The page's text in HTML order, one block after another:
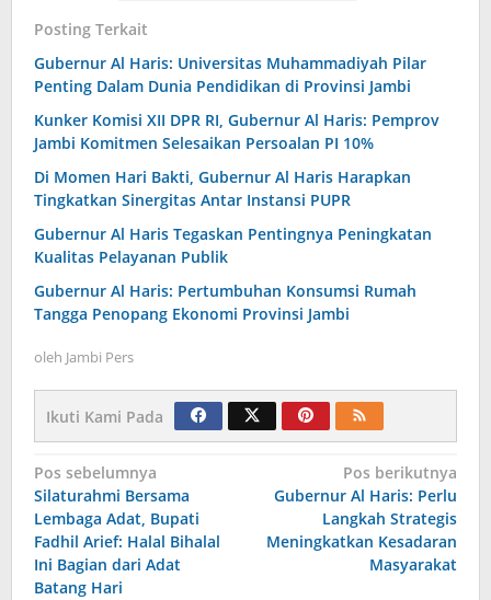
Posting Terkait
Gubernur Al Haris: Universitas Muhammadiyah Pilar
Penting Dalam Dunia Pendidikan di Provinsi Jambi
Kunker Komisi XII DPR RI, Gubernur Al Haris: Pemprov
Jambi Komitmen Selesaikan Persoalan PI 10%
Di Momen Hari Bakti, Gubernur Al Haris Harapkan
Tingkatkan Sinergitas Antar Instansi PUPR
Gubernur Al Haris Tegaskan Pentingnya Peningkatan
Kualitas Pelayanan Publik
Gubernur Al Haris: Pertumbuhan Konsumsi Rumah
Tangga Penopang Ekonomi Provinsi Jambi
oleh Jambi Pers
Ikuti Kami Pada
Navigasi
pos
Pos sebelumnya
Silaturahmi Bersama
Lembaga Adat, Bupati
Fadhil Arief: Halal Bihalal
Ini Bagian dari Adat
Batang Hari
Pos berikutnya
Gubernur Al Haris: Perlu
Langkah Strategis
Meningkatkan Kesadaran
Masyarakat